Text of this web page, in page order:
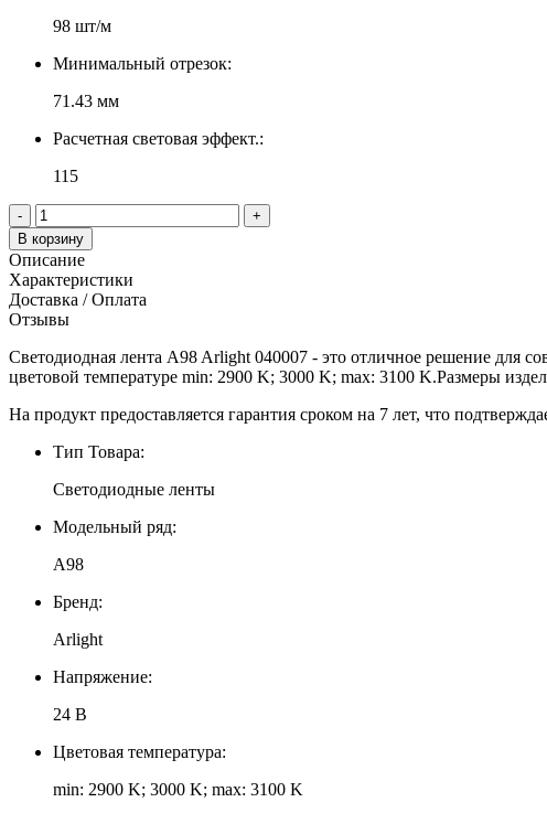
98 шт/м
Минимальный отрезок:
71.43 мм
Расчетная световая эффект.:
115
-
+
В корзину
Описание
Характеристики
Доставка / Оплата
Отзывы
Светодиодная лента A98 Arlight 040007 - это отличное решение для
цветовой температуре min: 2900 K; 3000 K; max: 3100 K.Размеры
На продукт предоставляется гарантия сроком на 7 лет, что
Тип Товара:
Светодиодные ленты
Модельный ряд:
A98
Бренд:
Arlight
Напряжение:
24 В
Цветовая температура:
min: 2900 K; 3000 K; max: 3100 K